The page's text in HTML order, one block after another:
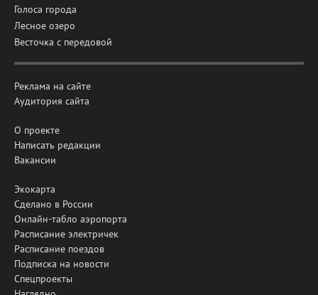
Голоса города
Лесное озеро
Весточка с передовой
Реклама на сайте
Аудитория сайта
О проекте
Написать редакции
Вакансии
Экокарта
Сделано в России
Онлайн-табло аэропорта
Расписание электричек
Расписание поездов
Подписка на новости
Спецпроекты